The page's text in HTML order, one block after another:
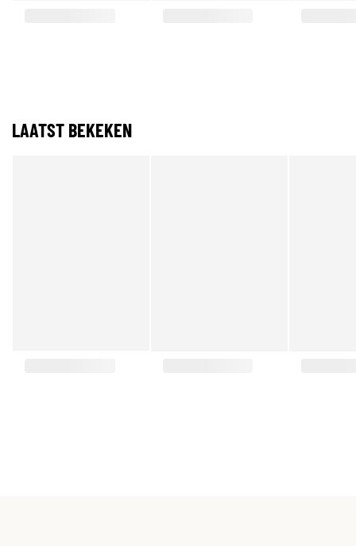
LAATST BEKEKEN